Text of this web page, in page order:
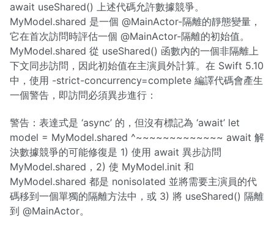
await useShared() 上述代碼允許數據競爭。
MyModel.shared 是一個 @MainActor-隔離的靜態變量，
它在首次訪問時評估一個 @MainActor-隔離的初始值。
MyModel.shared 從 useShared() 函數內的一個非隔離上
下文同步訪問，因此初始值在主演員外計算。在 Swift 5.10
中，使用 -strict-concurrency=complete 編譯代碼會產生
一個警告，即訪問必須異步進行：
警告：表達式是 ‘async’ 的，但沒有標記為 ‘await’ let
model = MyModel.shared ^~~~~~~~~~~~~~ await 解
決數據競爭的可能修復是 1) 使用 await 異步訪問
MyModel.shared，2) 使 MyModel.init 和
MyModel.shared 都是 nonisolated 並將需要主演員的代
碼移到一個單獨的隔離方法中，或 3) 將 useShared() 隔離
到 @MainActor。